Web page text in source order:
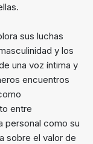
sus luchas
y los
una voz íntima y
encuentros
entre
personal como su
sobre el valor de